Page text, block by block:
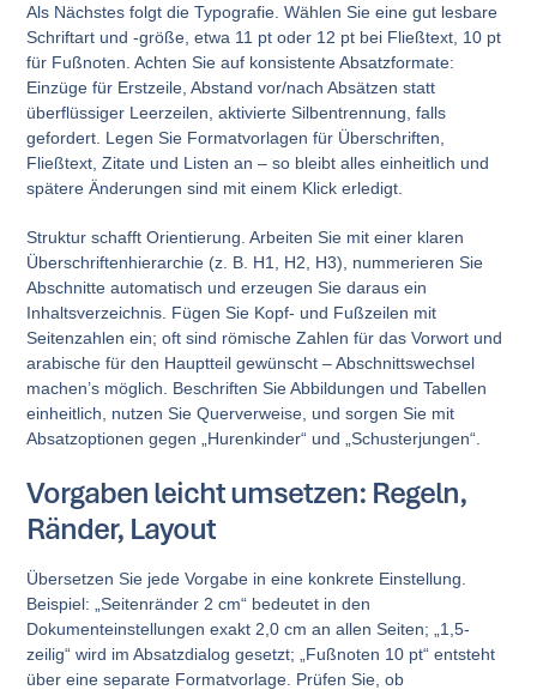
Als Nächstes folgt die Typografie. Wählen Sie eine gut lesbare
Schriftart und -größe, etwa 11 pt oder 12 pt bei Fließtext, 10 pt
für Fußnoten. Achten Sie auf konsistente Absatzformate:
Einzüge für Erstzeile, Abstand vor/nach Absätzen statt
überflüssiger Leerzeilen, aktivierte Silbentrennung, falls
gefordert. Legen Sie Formatvorlagen für Überschriften,
Fließtext, Zitate und Listen an – so bleibt alles einheitlich und
spätere Änderungen sind mit einem Klick erledigt.
Struktur schafft Orientierung. Arbeiten Sie mit einer klaren
Überschriftenhierarchie (z. B. H1, H2, H3), nummerieren Sie
Abschnitte automatisch und erzeugen Sie daraus ein
Inhaltsverzeichnis. Fügen Sie Kopf- und Fußzeilen mit
Seitenzahlen ein; oft sind römische Zahlen für das Vorwort und
arabische für den Hauptteil gewünscht – Abschnittswechsel
machen’s möglich. Beschriften Sie Abbildungen und Tabellen
einheitlich, nutzen Sie Querverweise, und sorgen Sie mit
Absatzoptionen gegen „Hurenkinder“ und „Schusterjungen“.
Vorgaben leicht umsetzen: Regeln,
Ränder, Layout
Übersetzen Sie jede Vorgabe in eine konkrete Einstellung.
Beispiel: „Seitenränder 2 cm“ bedeutet in den
Dokumenteinstellungen exakt 2,0 cm an allen Seiten; „1,5-
zeilig“ wird im Absatzdialog gesetzt; „Fußnoten 10 pt“ entsteht
über eine separate Formatvorlage. Prüfen Sie, ob